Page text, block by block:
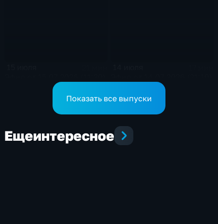
Показать все выпуски
Ещеинтересное